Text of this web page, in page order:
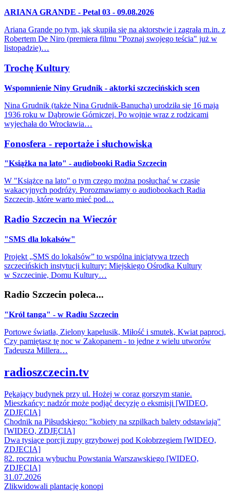
ARIANA GRANDE - Petal 03 - 09.08.2026
Ariana Grande po tym, jak skupiła się na aktorstwie i zagrała m.in. z
Robertem De Niro (premiera filmu "Poznaj swojego teścia" już w
listopadzie)…
Trochę Kultury
Wspomnienie Niny Grudnik - aktorki szczecińskich scen
Nina Grudnik (także Nina Grudnik-Banucha) urodziła się 16 maja
1936 roku w Dąbrowie Górniczej. Po wojnie wraz z rodzicami
wyjechała do Wrocławia…
Fonosfera - reportaże i słuchowiska
"Książka na lato" - audiobooki Radia Szczecin
W "Książce na lato" o tym czego można posłuchać w czasie
wakacyjnych podróży. Porozmawiamy o audiobookach Radia
Szczecin, które warto mieć pod…
Radio Szczecin na Wieczór
"SMS dla lokalsów"
Projekt „SMS do lokalsów” to wspólna inicjatywa trzech
szczecińskich instytucji kultury: Miejskiego Ośrodka Kultury
w Szczecinie, Domu Kultury…
Radio Szczecin poleca...
"Król tanga" - w Radiu Szczecin
Portowe światła, Zielony kapelusik, Miłość i smutek, Kwiat paproci,
Czy pamiętasz tę noc w Zakopanem - to jedne z wielu utworów
Tadeusza Millera…
radioszczecin.tv
Pękający budynek przy ul. Hożej w coraz gorszym stanie.
Mieszkańcy: nadzór może podjąć decyzję o eksmisji [WIDEO,
ZDJĘCIA]
Chodnik na Piłsudskiego: "kobiety na szpilkach balety odstawiają"
[WIDEO, ZDJĘCIA]
Dwa tysiące porcji zupy grzybowej pod Kołobrzegiem [WIDEO,
ZDJECIA]
82. rocznica wybuchu Powstania Warszawskiego [WIDEO,
ZDJĘCIA]
31.07.2026
Zlikwidowali plantację konopi